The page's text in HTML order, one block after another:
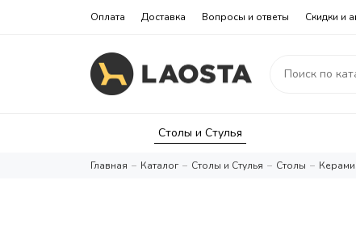
Оплата Доставка Вопросы и ответы Скидки и
Столы и Стулья
Главная Каталог Столы и Стулья Столы